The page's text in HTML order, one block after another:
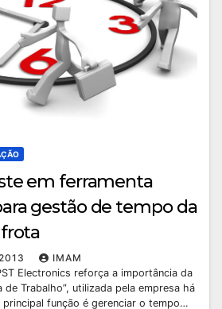
em ferramenta
gestão de tempo da
IMAM
Electronics reforça a importância da
de Trabalho”, utilizada pela empresa há
principal função é gerenciar o tempo…